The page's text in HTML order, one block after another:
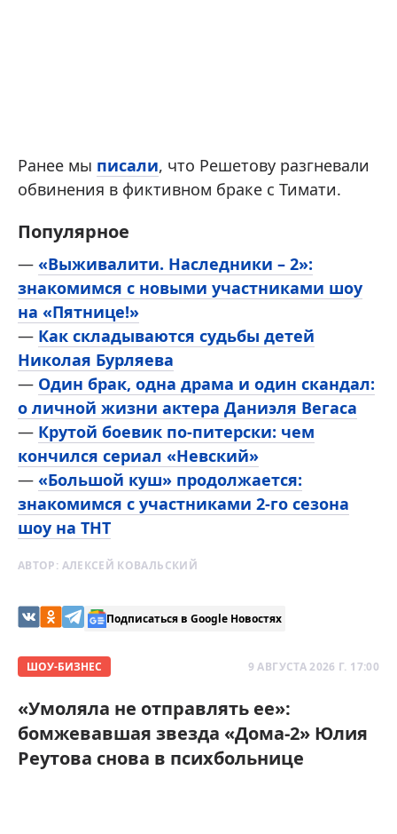
Ранее мы писали, что Решетову разгневали
обвинения в фиктивном браке с Тимати.
Популярное
— «Выживалити. Наследники – 2»:
знакомимся с новыми участниками шоу
на «Пятнице!»
— Как складываются судьбы детей
Николая Бурляева
— Один брак, одна драма и один скандал:
о личной жизни актера Даниэля Вегаса
— Крутой боевик по-питерски: чем
кончился сериал «Невский»
— «Большой куш» продолжается:
знакомимся с участниками 2-го сезона
шоу на ТНТ
АВТОР: АЛЕКСЕЙ КОВАЛЬСКИЙ
Подписаться в Google Новостях
ШОУ-БИЗНЕС 9 АВГУСТА 2026 Г. 17:00
«Умоляла не отправлять ее»:
бомжевавшая звезда «Дома-2» Юлия
Реутова снова в психбольнице